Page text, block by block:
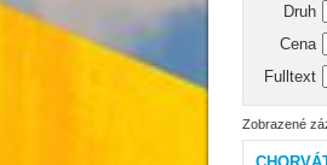
Druh
Cena
Fulltext
Zobrazené